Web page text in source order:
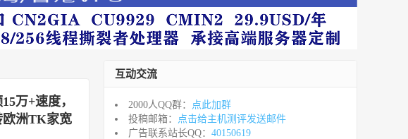
万+速度，
欧洲TK家宽
互动交流
2000人QQ群： 点此加群
投稿邮箱： 点击给主机测评发送邮件
广告联系站长QQ： 40150619